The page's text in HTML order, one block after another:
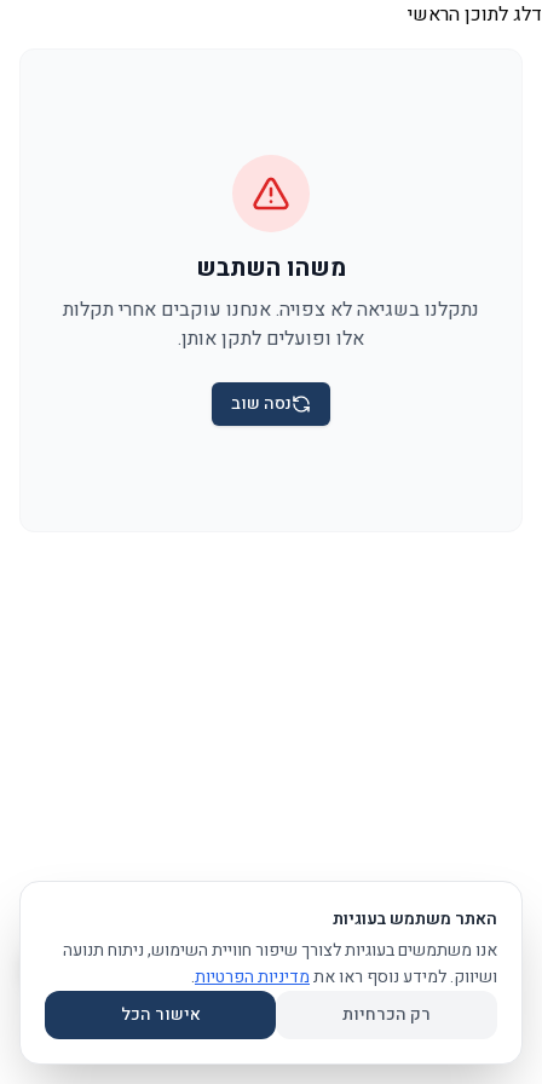
דלג לתוכן הראשי
משהו השתבש
נתקלנו בשגיאה לא צפויה. אנחנו עוקבים אחרי תקלות
אלו ופועלים לתקן אותן.
נסה שוב
האתר משתמש בעוגיות
אנו משתמשים בעוגיות לצורך שיפור חוויית השימוש, ניתוח תנועה
ושיווק. למידע נוסף ראו אתמדיניות הפרטיות.
רק הכרחיות
אישור הכל